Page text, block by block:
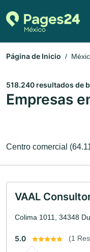
Página de Inicio
518.240 resultados de
Empresas
Centro comercial
VAAL
Colima 1011, 34348
5.0 (1